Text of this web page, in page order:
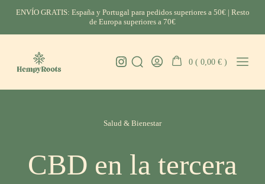
content
ENVÍO GRATIS: España y Portugal para pedidos superiores a 50€ | Resto
de Europa superiores a 70€
Instagram
SearchGo
0 ( 0,00€ )
Categories
Salud & Bienestar
CBD en la tercera